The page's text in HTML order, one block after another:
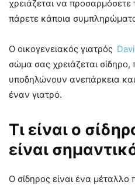
χρειάζεται να
πάρετε κάποια
Ο οικογενειακός γιατρός
σώμα σας χρειάζεται
υποδηλώνουν ανεπάρκεια
έναν γιατρό.
Τι είναι ο
είναι
Ο σίδηρος είναι ένα μέταλλο